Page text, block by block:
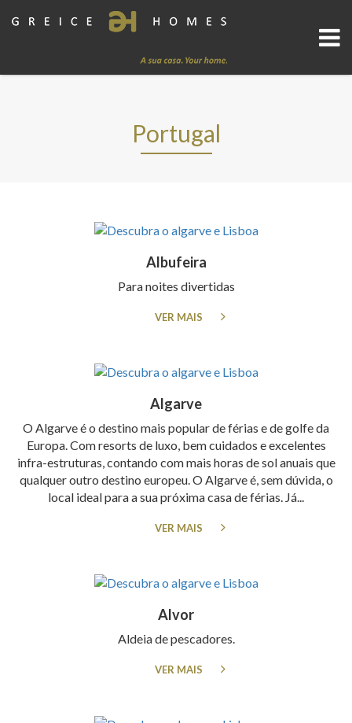
Portugal
Albufeira
Para noites divertidas
VER MAIS
Algarve
O Algarve é o destino mais popular de férias e de golfe da
Europa. Com resorts de luxo, bem cuidados e excelentes
infra-estruturas, contando com mais horas de sol anuais que
qualquer outro destino europeu. O Algarve é, sem dúvida, o
local ideal para a sua próxima casa de férias. Já...
VER MAIS
Alvor
Aldeia de pescadores.
VER MAIS